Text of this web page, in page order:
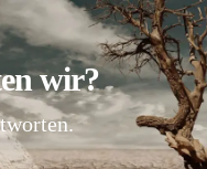
wir?